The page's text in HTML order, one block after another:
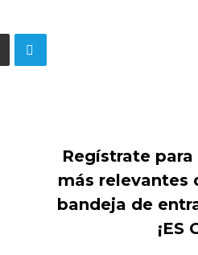
Regístrate
más relevantes
bandeja de
¡ES